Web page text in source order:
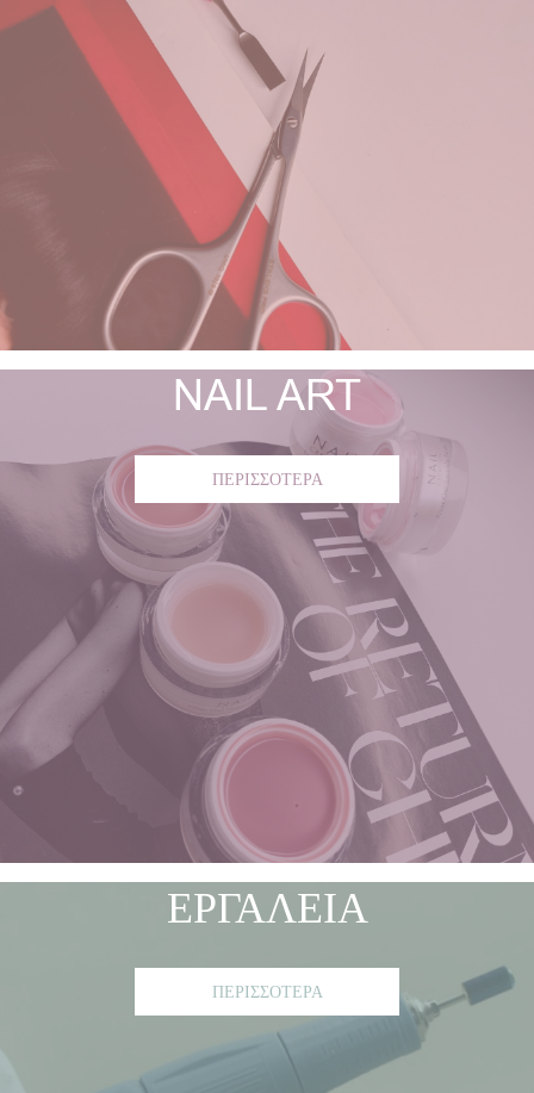
NAIL ART
ΠΕΡΙΣΣΟΤΕΡΑ
ΕΡΓΑΛΕΙΑ
ΠΕΡΙΣΣΟΤΕΡΑ